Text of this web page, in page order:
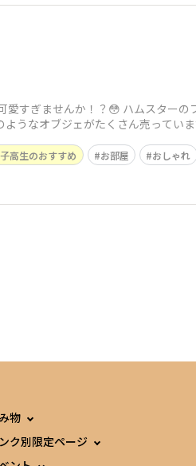
愛すぎませんか！？😳 ハムスター
うなオブジェがたくさん売ってい
高生のおすすめ お部屋 おしゃれ
物
ク別限定ページ